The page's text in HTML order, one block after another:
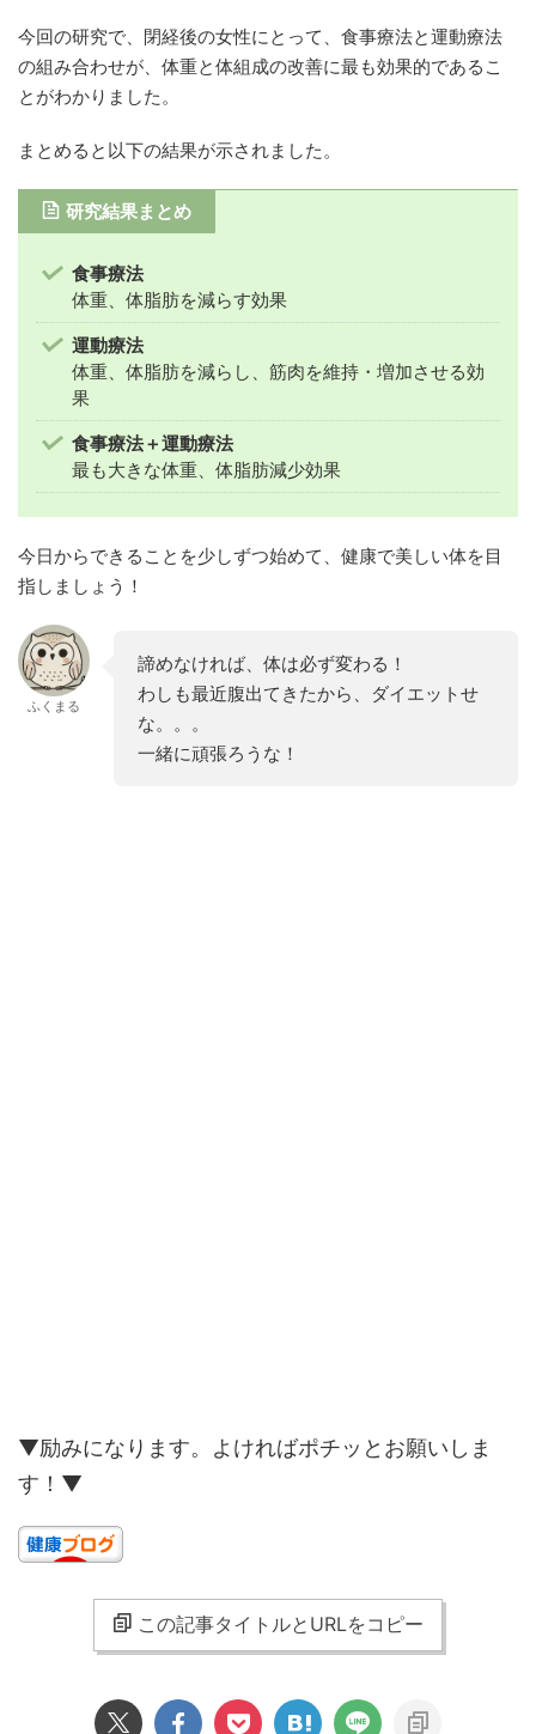
今回の研究で、閉経後の女性にとって、食事療法と運動療法
の組み合わせが、体重と体組成の改善に最も効果的であるこ
とがわかりました。
まとめると以下の結果が示されました。
研究結果まとめ
食事療法
体重、体脂肪を減らす効果
運動療法
体重、体脂肪を減らし、筋肉を維持・増加させる効
果
食事療法＋運動療法
最も大きな体重、体脂肪減少効果
今日からできることを少しずつ始めて、健康で美しい体を目
指しましょう！
ふくまる
諦めなければ、体は必ず変わる！
わしも最近腹出てきたから、ダイエットせ
な。。。
一緒に頑張ろうな！
▼励みになります。よければポチッとお願いしま
す！▼
この記事タイトルとURLをコピー